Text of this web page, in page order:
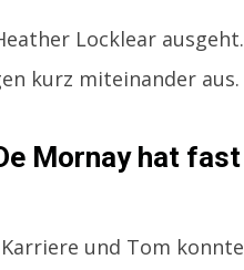
Locklear ausgeht.
kurz miteinander aus.
Mornay hat fast
und Tom konnte